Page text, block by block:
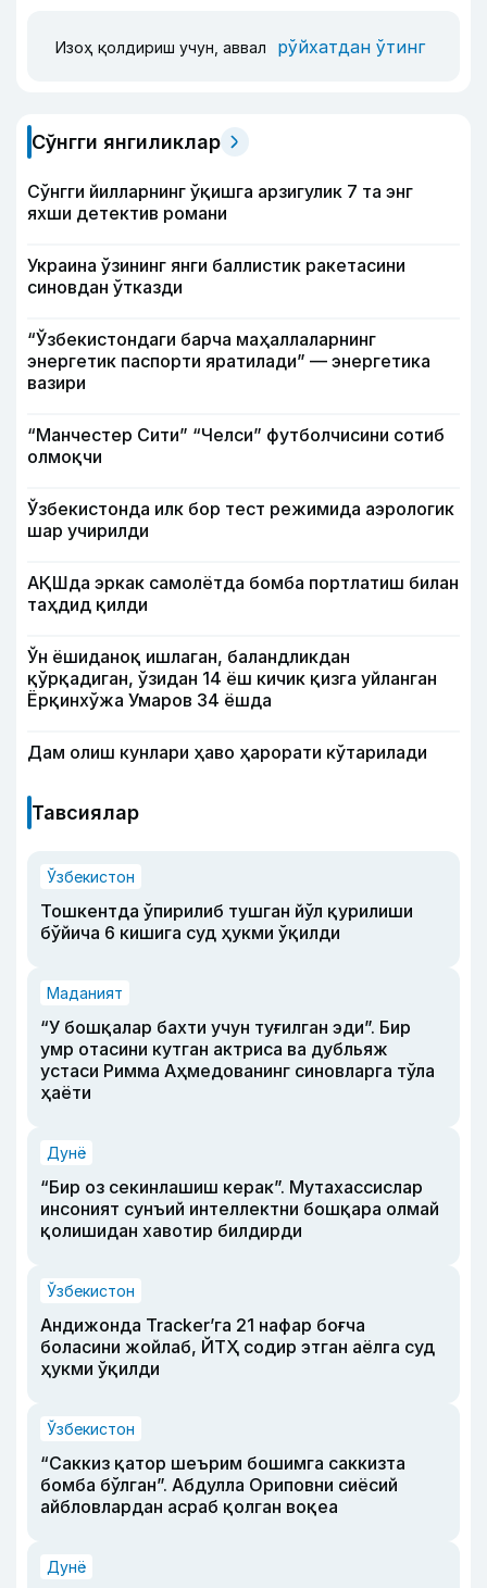
Изоҳ қолдириш учун, аввал рўйхатдан ўтинг
Сўнгги янгиликлар
Сўнгги йилларнинг ўқишга арзигулик 7 та энг
яхши детектив романи
Украина ўзининг янги баллистик ракетасини
синовдан ўтказди
“Ўзбекистондаги барча маҳаллаларнинг
энергетик паспорти яратилади” — энергетика
вазири
“Манчестер Сити” “Челси” футболчисини сотиб
олмоқчи
Ўзбекистонда илк бор тест режимида аэрологик
шар учирилди
АҚШда эркак самолётда бомба портлатиш билан
таҳдид қилди
Ўн ёшиданоқ ишлаган, баландликдан
қўрқадиган, ўзидан 14 ёш кичик қизга уйланган
Ёрқинхўжа Умаров 34 ёшда
Дам олиш кунлари ҳаво ҳарорати кўтарилади
Тавсиялар
Ўзбекистон
Тошкентда ўпирилиб тушган йўл қурилиши
бўйича 6 кишига суд ҳукми ўқилди
Маданият
“У бошқалар бахти учун туғилган эди”. Бир
умр отасини кутган актриса ва дубльяж
устаси Римма Аҳмедованинг синовларга тўла
ҳаёти
Дунё
“Бир оз секинлашиш керак”. Мутахассислар
инсоният сунъий интеллектни бошқара олмай
қолишидан хавотир билдирди
Ўзбекистон
Андижонда Tracker’га 21 нафар боғча
боласини жойлаб, ЙТҲ содир этган аёлга суд
ҳукми ўқилди
Ўзбекистон
“Саккиз қатор шеърим бошимга саккизта
бомба бўлган”. Абдулла Ориповни сиёсий
айбловлардан асраб қолган воқеа
Дунё